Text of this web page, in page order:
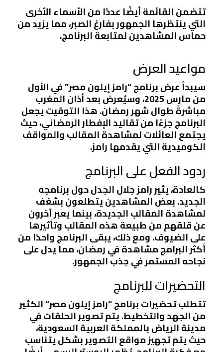
تتضمن القائمة أيضًا عددًا من الأسماء الأخرى
التي ينتظرها الجمهور بفارغ الصبر، مما يزيد من
حماس المشاهدين لمتابعة البرنامج.
مواعيد العرض
سيبدأ عرض برنامج “رامز إيلون مصر” في الأول
من مارس 2025، وسيُعرض بعد أذان المغرب
مباشرةً طوال شهر رمضان. هذا التوقيت يجعل
البرنامج جزءًا من تقاليد الإفطار الرمضاني، حيث
يجتمع العائلات لمشاهدة المقالب والمواقف
الكوميدية التي يقدمها رامز.
ردود الفعل على البرنامج
كالعادة، يثير رامز جلال الجدل حول برنامجه
الجديد. بعض المشاهدين يتطلعون بشغف
لمشاهدة المقالب الجديدة، بينما يعبر آخرون
عن قلقهم من طبيعة هذه المقالب وتأثيرها
على الضيوف. ومع ذلك، يبقى البرنامج واحدًا من
أكثر البرامج مشاهدة في رمضان، مما يدل على
نجاحه المستمر في جذب الجمهور.
التحضيرات للبرنامج
تتطلب تحضيرات برنامج “رامز إيلون مصر” الكثير
من الجهد والتخطيط. يتم تصوير الحلقات في
مدينة الرياض بالمملكة العربية السعودية،
حيث يتم تجهيز مواقع التصوير بشكل يتناسب